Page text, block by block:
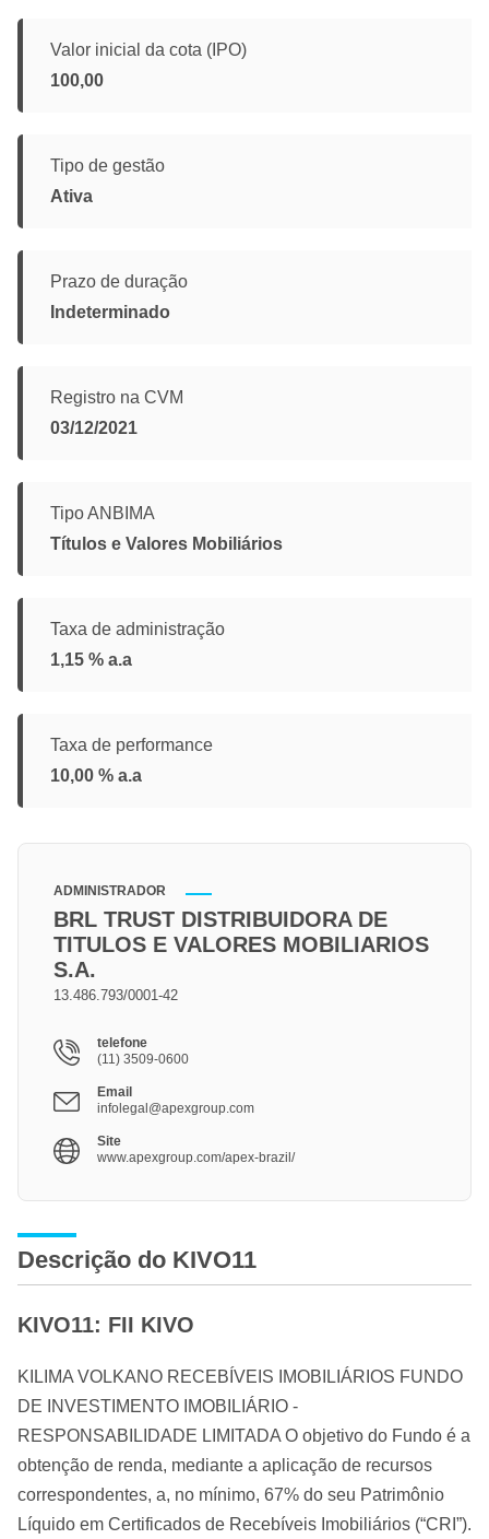
Valor inicial da cota (IPO)
100,00
Tipo de gestão
Ativa
Prazo de duração
Indeterminado
Registro na CVM
03/12/2021
Tipo ANBIMA
Títulos e Valores Mobiliários
Taxa de administração
1,15 % a.a
Taxa de performance
10,00 % a.a
ADMINISTRADOR
BRL TRUST DISTRIBUIDORA DE
TITULOS E VALORES MOBILIARIOS
S.A.
13.486.793/0001-42
telefone
(11) 3509-0600
Email
infolegal@apexgroup.com
Site
www.apexgroup.com/apex-brazil/
Descrição do KIVO11
KIVO11: FII KIVO
KILIMA VOLKANO RECEBÍVEIS IMOBILIÁRIOS FUNDO
DE INVESTIMENTO IMOBILIÁRIO -
RESPONSABILIDADE LIMITADA O objetivo do Fundo é a
obtenção de renda, mediante a aplicação de recursos
correspondentes, a, no mínimo, 67% do seu Patrimônio
Líquido em Certificados de Recebíveis Imobiliários (“CRI”).